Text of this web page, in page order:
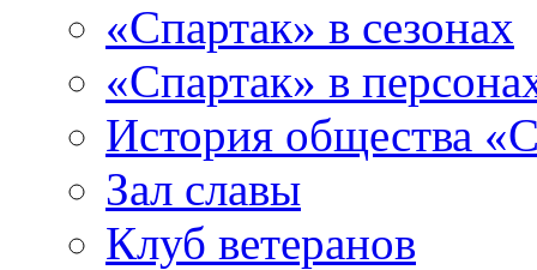
«Спартак» в сезонах
«Спартак» в
История общества
Зал славы
Клуб ветеранов